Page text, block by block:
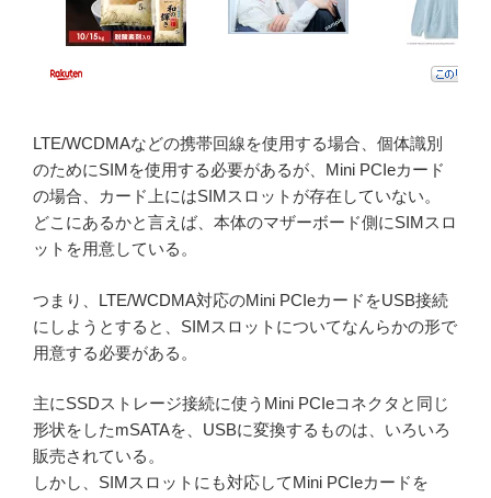
LTE/WCDMAなどの携帯回線を使用する場合、個体識別
のためにSIMを使用する必要があるが、Mini PCIeカード
の場合、カード上にはSIMスロットが存在していない。
どこにあるかと言えば、本体のマザーボード側にSIMスロ
ットを用意している。
つまり、LTE/WCDMA対応のMini PCIeカードをUSB接続
にしようとすると、SIMスロットについてなんらかの形で
用意する必要がある。
主にSSDストレージ接続に使うMini PCIeコネクタと同じ
形状をしたmSATAを、USBに変換するものは、いろいろ
販売されている。
しかし、SIMスロットにも対応してMini PCIeカードを